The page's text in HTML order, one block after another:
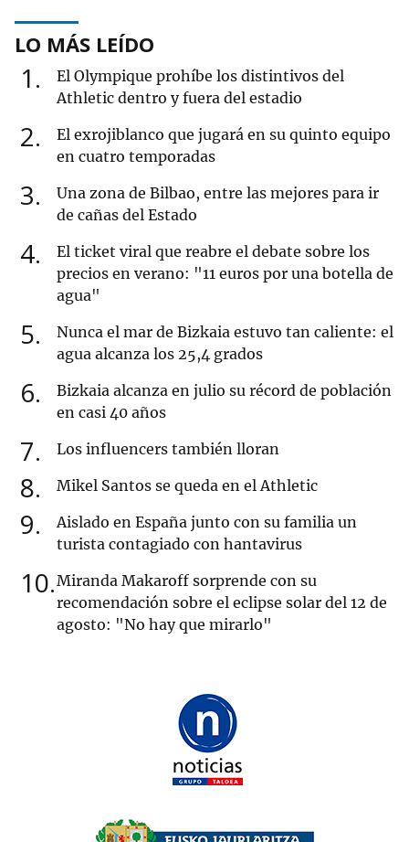
LO MÁS LEÍDO
1
El Olympique prohíbe los distintivos del
Athletic dentro y fuera del estadio
2
El exrojiblanco que jugará en su quinto equipo
en cuatro temporadas
3
Una zona de Bilbao, entre las mejores para ir
de cañas del Estado
4
El ticket viral que reabre el debate sobre los
precios en verano: "11 euros por una botella de
agua"
5
Nunca el mar de Bizkaia estuvo tan caliente: el
agua alcanza los 25,4 grados
6
Bizkaia alcanza en julio su récord de población
en casi 40 años
7 Los influencers también lloran
8 Mikel Santos se queda en el Athletic
9
Aislado en España junto con su familia un
turista contagiado con hantavirus
10 Miranda Makaroff sorprende con su
recomendación sobre el eclipse solar del 12 de
agosto: "No hay que mirarlo"